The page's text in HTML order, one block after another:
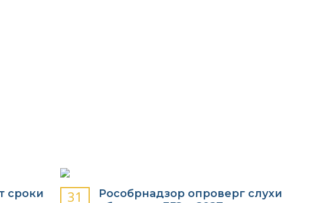
сроки
31
Рособрнадзор опроверг слухи